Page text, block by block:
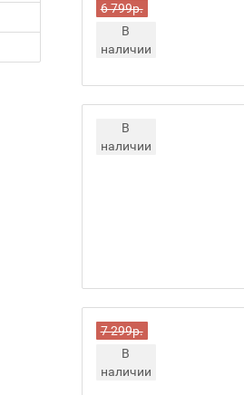
6 799р.
В
наличии
В
наличии
7 299р.
В
наличии